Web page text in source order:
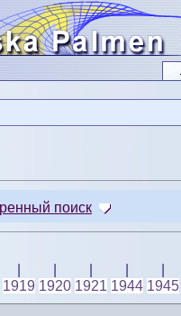
поиск
1919 1920 1921 1944 1945